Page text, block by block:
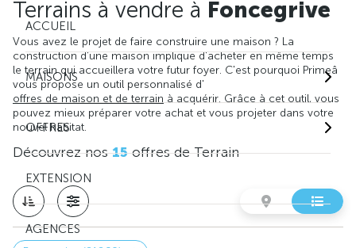
ACCUEIL
MAISONS
OFFRES
EXTENSION
AGENCES
Terrains à vendre à Foncegrive
Vous avez le projet de faire construire une maison ? La
construction d'une maison implique d'acheter en même temps
le terrain qui accueillera votre futur foyer. C'est pourquoi Primeâ
vous propose un outil personnalisé d'
offres de maison et de terrain à acquérir. Grâce à cet outil, vous
pouvez mieux préparer votre achat et vous projeter dans votre
nouvel habitat.
Découvrez nos15offres de Terrain